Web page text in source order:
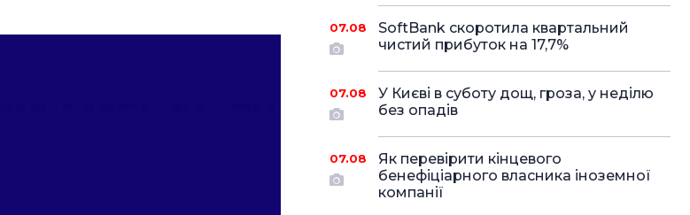
07.08
SoftBank скоротила квартальний
чистий прибуток на 17,7%
07.08
У Києві в суботу дощ, гроза, у неділю
без опадів
07.08
Як перевірити кінцевого
бенефіціарного власника іноземної
компанії